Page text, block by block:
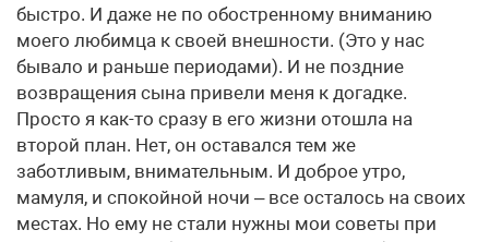
быстро. И даже не по обостренному вниманию
моего любимца к своей внешности. (Это у нас
бывало и раньше периодами). И не поздние
возвращения сына привели меня к догадке.
Просто я как-то сразу в его жизни отошла на
второй план. Нет, он оставался тем же
заботливым, внимательным. И доброе утро,
мамуля, и спокойной ночи – все осталось на своих
местах. Но ему не стали нужны мои советы при